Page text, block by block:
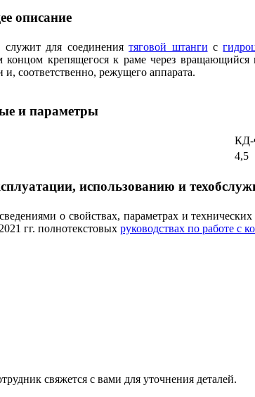
описание
служит для соединениятяговой штанги с
концом крепящегося к раме через
соответственно, режущего аппарата.
и параметры
КД-
4,5
использованию и
о свойствах, параметрах и
гг. полнотекстовых руководствах по работе с
свяжется с вами для уточнения деталей.